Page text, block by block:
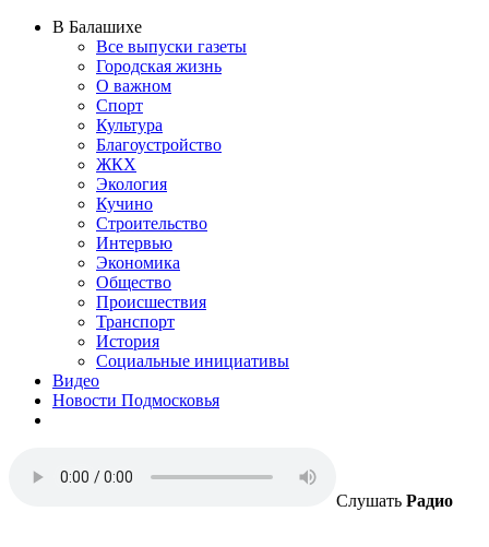
В Балашихе
Все выпуски газеты
Городская жизнь
О важном
Спорт
Культура
Благоустройство
ЖКХ
Экология
Кучино
Строительство
Интервью
Экономика
Общество
Происшествия
Транспорт
История
Социальные инициативы
Видео
Новости Подмосковья
Слушать Радио